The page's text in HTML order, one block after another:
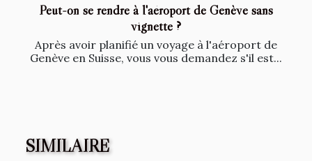
Peut-on se rendre à l'aéroport de Genève sans
vignette ?
Après avoir planifié un voyage à l'aéroport de
Genève en Suisse, vous vous demandez s'il est...
SIMILAIRE